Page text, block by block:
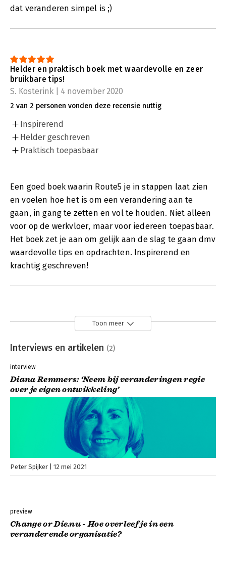
dat veranderen simpel is ;)
Helder en praktisch boek met waardevolle en zeer
bruikbare tips!
S. Kosterink | 4 november 2020
2 van 2 personen vonden deze recensie nuttig
Inspirerend
Helder geschreven
Praktisch toepasbaar
Een goed boek waarin Route5 je in stappen laat zien
en voelen hoe het is om een verandering aan te
gaan, in gang te zetten en vol te houden. Niet alleen
voor op de werkvloer, maar voor iedereen toepasbaar.
Het boek zet je aan om gelijk aan de slag te gaan dmv
waardevolle tips en opdrachten. Inspirerend en
krachtig geschreven!
Toon meer
Interviews en artikelen (2)
interview
Diana Remmers: ‘Neem bij veranderingen regie
over je eigen ontwikkeling’
Peter Spijker 12 mei 2021
preview
Change or Die.nu - Hoe overleef je in een
veranderende organisatie?